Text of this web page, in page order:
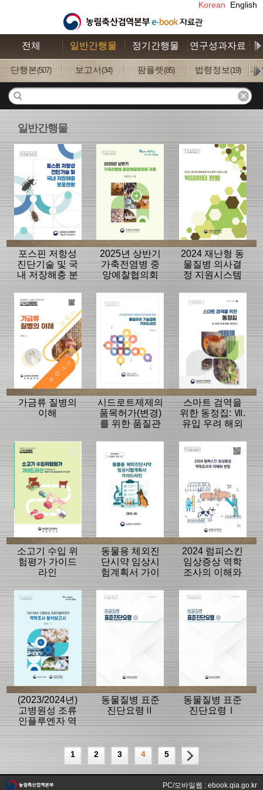
Korean English
전체 일반간행물 정기간행물 연구성과자료
단행본(507) 보고서 (34) 팜플렛 (85) 법령정보(19) 사
일반간행물
포스핀 저항성
진단기술 및 국
내 저장해충 분
2025년 상반기
가축전염병 중
앙예찰협의회
2024 재난형 동
물질병 의사결
정 지원시스템
가금류 질병의
이해
시드로트제제의
품목허가(변경)
를 위한 품질관
이드라인
스마트 검역을
위한 동정집: Ⅶ.
유입 우려 해외
소고기 수입 위
험평가 가이드
라인
동물용 체외진
단시약 임상시
험계획서 가이
2024 럼피스킨
임상증상 역학
조사의 이해와
(2023/2024년)
고병원성 조류
인플루엔자 역
동물질병 표준
진단요령Ⅱ
동물질병 표준
진단요령Ⅰ
1 2 3 4 5
PC/모바일웹 : ebook.qia.go.kr